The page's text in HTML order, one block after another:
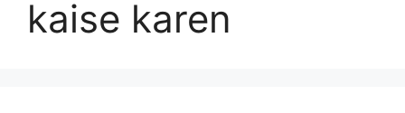
kaise karen